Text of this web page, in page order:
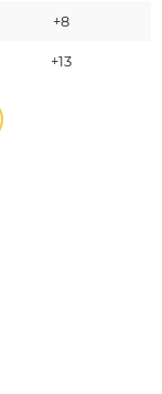
+8
+13